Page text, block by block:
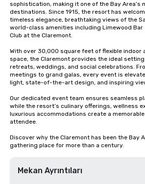
sophistication, making it one of the Bay Area’s
destinations. Since 1915, the resort has
timeless elegance, breathtaking views of the
world-class amenities including Limewood Bar
Club at the Claremont.
With over 30,000 square feet of flexible indoor
space, the Claremont provides the ideal
retreats, weddings, and social celebrations.
meetings to grand galas, every event is
light, state-of-the-art design, and inspiring
Our dedicated event team ensures seamless
while the resort’s culinary offerings, wellness
luxurious accommodations create a
attendee.
Discover why the Claremont has been the Bay
gathering place for more than a century.
Mekan Ayrıntıları